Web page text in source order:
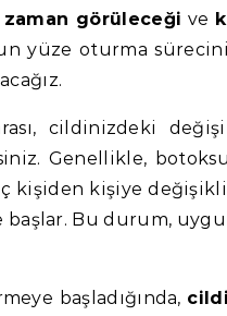
görüleceği ve
yüze oturma
cildinizdeki
Genellikle,
kişiden kişiye
başlar. Bu durum,
başladığında,